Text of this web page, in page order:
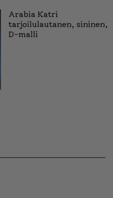
Arabia Katri
tarjoilulautanen, sininen,
D-malli